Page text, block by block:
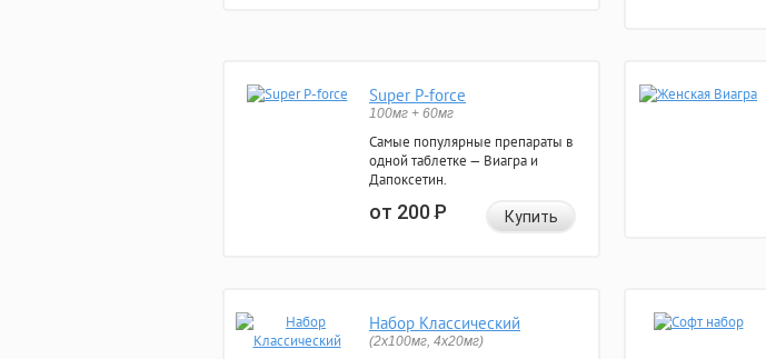
Super P-force
100мг + 60мг
Самые популярные препараты в
одной таблетке — Виагра и
Дапоксетин.
от 200Р Купить
Набор Классический
(2x100мг, 4x20мг)